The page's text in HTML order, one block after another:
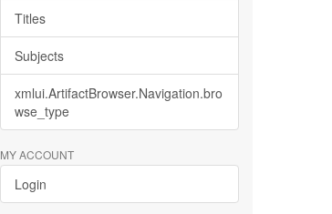
Titles
Subjects
xmlui.ArtifactBrowser.Navigation.bro
wse_type
MY ACCOUNT
Login